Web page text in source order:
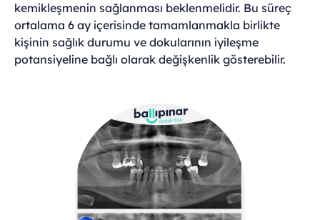
kemikleşmenin sağlanması beklenmelidir. Bu süreç
ortalama 6 ay içerisinde tamamlanmakla birlikte
kişinin sağlık durumu ve dokularının iyileşme
potansiyeline bağlı olarak değişkenlik gösterebilir.